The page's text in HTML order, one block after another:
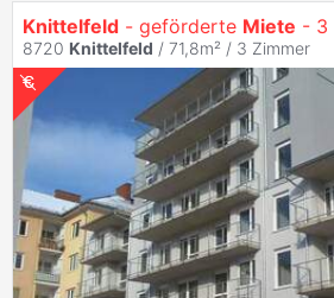
Knittelfeld - geförderte Miete - 3
8720 Knittelfeld / 71,8m² / 3 Zimmer